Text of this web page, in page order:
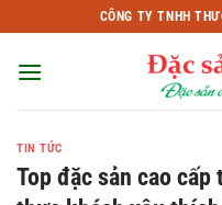
qua
nội
CÔNG TY TNHH
TIN TỨC
Top đặc sản cao